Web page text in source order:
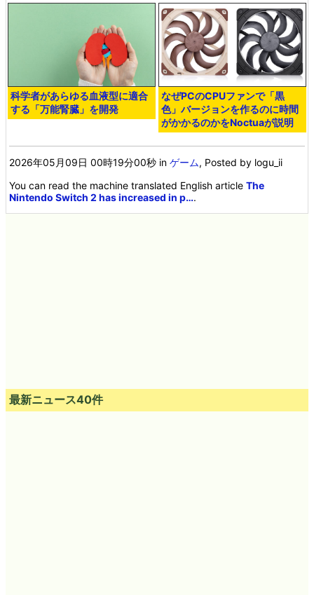
科学者があらゆる血液型に適合
する「万能腎臓」を開発
なぜPCのCPUファンで「黒
色」バージョンを作るのに時間
がかかるのかをNoctuaが説明
2026年05月09日 00時19分00秒 inゲーム, Posted by logu_ii
You can read the machine translated English articleThe
Nintendo Switch 2 has increased in p….
最新ニュース40件